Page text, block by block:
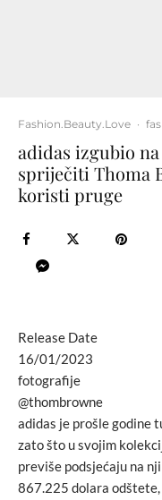
Fashion.Beauty.Love ·
adidas izgubio
spriječiti Thoma
koristi pruge
Release Date
16/01/2023
fotografije
@thombrowne
adidas je prošle godine
zato što u svojim
previše podsjećaju na
867.225 dolara